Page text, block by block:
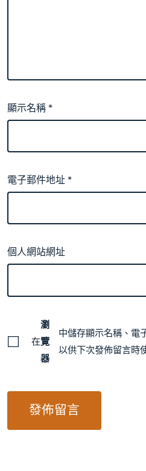
顯示名稱*
電子郵件地址*
個人網站網址
在
瀏
覽
器
中儲存顯示名稱、電
以供下次發佈留言時